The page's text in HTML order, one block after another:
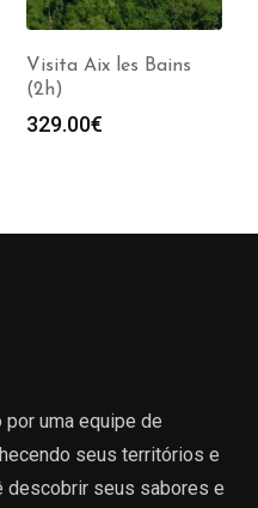
Visita Aix les Bains
(2h)
329.00€
uma equipe de
seus territórios e
descobrir seus sabores e